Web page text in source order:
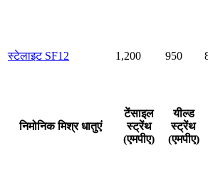
स्टेलाइट SF12 1,200 950
निमोनिक मिश्र धातुएं
टेंसाइल
स्ट्रेंथ
(एमपीए)
यील्ड
स्ट्रेंथ
(एमपीए)